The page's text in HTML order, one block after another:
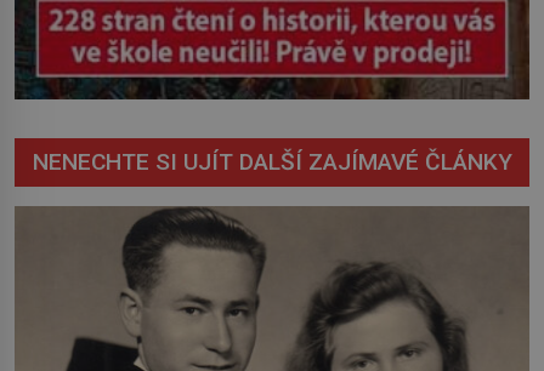
NENECHTE SI UJÍT DALŠÍ ZAJÍMAVÉ ČLÁNKY